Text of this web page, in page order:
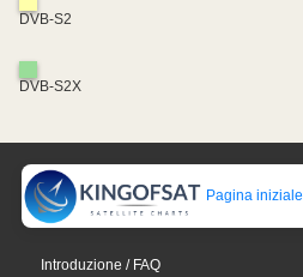
DVB-S2
DVB-S2X
Pagina iniziale
Introduzione / FAQ